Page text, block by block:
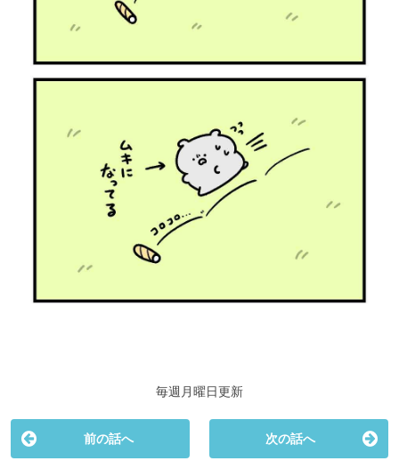
毎週月曜日更新
前の話へ 次の話へ